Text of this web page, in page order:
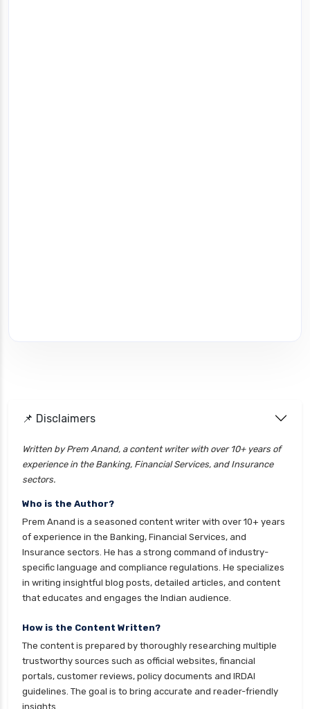
📌 Disclaimers
Written by Prem Anand, a content writer with over 10+ years of
experience in the Banking, Financial Services, and Insurance
sectors.
Who is the Author?
Prem Anand is a seasoned content writer with over 10+ years
of experience in the Banking, Financial Services, and
Insurance sectors. He has a strong command of industry-
specific language and compliance regulations. He specializes
in writing insightful blog posts, detailed articles, and content
that educates and engages the Indian audience.
How is the Content Written?
The content is prepared by thoroughly researching multiple
trustworthy sources such as official websites, financial
portals, customer reviews, policy documents and IRDAI
guidelines. The goal is to bring accurate and reader-friendly
insights.